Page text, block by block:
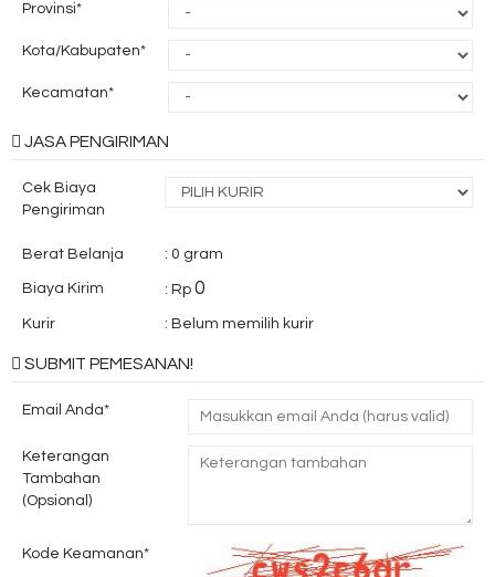
Provinsi*
Kota/Kabupaten*
Kecamatan*
JASA PENGIRIMAN
Cek Biaya
Pengiriman
Berat Belanja : 0 gram
Biaya Kirim : Rp 0
Kurir : Belum memilih kurir
SUBMIT PEMESANAN!
Email Anda*
Keterangan
Tambahan
(Opsional)
Kode Keamanan*